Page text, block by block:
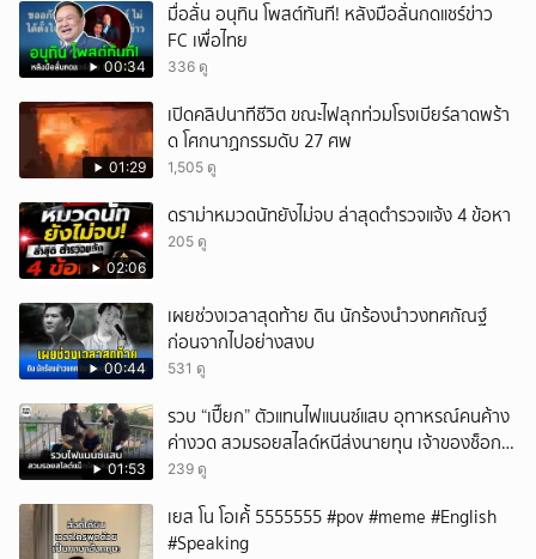
00:34
มื่อลั่น อนุทิน โพสต์ทันที! หลังมือลั่นกดแชร์ข่าว
FC เพื่อไทย
336 ดู
01:29
เปิดคลิปนาทีชีวิต ขณะไฟลุกท่วมโรงเบียร์ลาดพร้า
ด โศกนาฏกรรมดับ 27 ศพ
1,505 ดู
02:06
ดราม่าหมวดนัทยังไม่จบ ล่าสุดตำรวจแจ้ง 4 ข้อหา
205 ดู
00:44
เผยช่วงเวลาสุดท้าย ดิน นักร้องนำวงทศกัณฐ์
ก่อนจากไปอย่างสงบ
531 ดู
01:53
รวบ “เปี๊ยก” ตัวแทนไฟแนนซ์แสบ อุทาหรณ์คนค้าง
ค่างวด สวมรอยสไลด์หนีส่งนายทุน เจ้าของช็อก
หนี้ยังอยู่ - รถปลิว เสียหายกว่า 600,000 บาท
239 ดู
เยส โน โอเค้้้้ 5555555 #pov #meme #English
#Speaking